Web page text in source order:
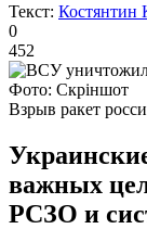
Текст: Костянтин
0
452
Фото: Скріншот
Взрыв ракет
важных
РСЗО и